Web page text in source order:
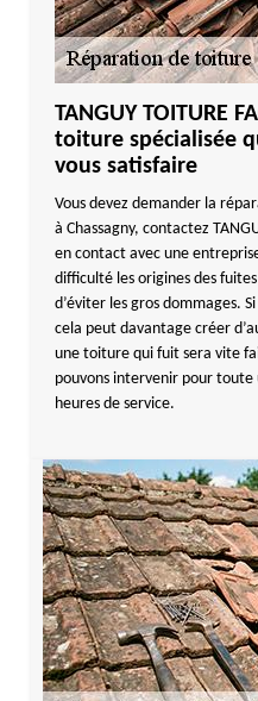
TANGUY TOITURE
toiture spécialisée
vous satisfaire
Vous devez demander la
à Chassagny, contactez
en contact avec une
difficulté les origines des
d’éviter les gros dommages.
cela peut davantage créer
une toiture qui fuit sera vite
pouvons intervenir pour toute
heures de service.